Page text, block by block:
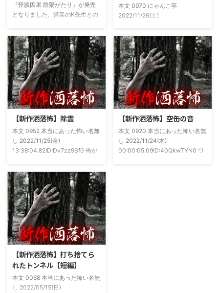
『怪談因果 陰陽がたり』が発売
となりました。営業のK先生との
上げましたので内容の濃さ・面白
さは保証します。ぜひともご購入
くださいませ。 書影かっこいい
ですね！帯の煽り文句も最高です
(^^)v購入ページ
https://amzn.to/49NrwuE特設ペ
ージ
54ee5238af1
本文 0970 にゃんこ亭
2022/11/26(土)
に言うオカルト系な話がまあまあ
好きで、最近占いとかを副業で始
めてた。今はちょっとメンタルの
状況やらで退いたけど実力試しも
かねてSNSでフォロワー相手に占
いとかしていたもんです。実力
は・・・ありがたいことに当たっ
た！ドンピシャ！と嬉しい声もあ
合ったのが大学生のAちゃん。彼
女もオカルト系な話が好きで(そ
もそも仲良くなったのは北の大地
が舞台の金塊を巡る漫画)ちょく
【新作洒落怖】除霊
本文 0952 本当にあった怖い名無
し 2022/11/25(金)
13:38:04.82ID:Dv7zz9Sf0 俺が
(以後A)は頻繁に「あ、あそこに
いる」だとか誰もおらんとこに挨
拶したりなどなんかわざとらしい
感じがあって当然ながら信じてな
かった。でもいいやつではあった
し頻繁に遊びに行ったりもして
た。 そしてゴールデンウィーク
れた。要約するとこの前霊が見え
た時に必死に念じたら除霊できた
っていう話だった。その時数人で
い ...
【新作洒落怖】空缶の音
本文 0920 本当にあった怖い名無
し 2022/11/24(木)
00:00:05.09ID:40QkwTYN0 ワ
【新作洒落怖】打ち捨てら
れたトンネル【短編】
本文 0068 本当にあった怖い名無
し 2022/05/15(日)